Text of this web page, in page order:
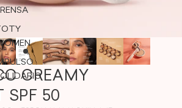
CREAMY
SPF 50